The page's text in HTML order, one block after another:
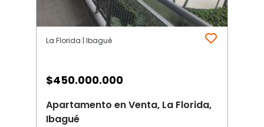
La Florida | Ibagué
$450.000.000
Apartamento en Venta, La Florida,
Ibagué